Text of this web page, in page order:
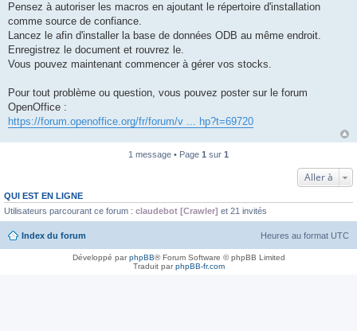
Pensez à autoriser les macros en ajoutant le répertoire d'installation
comme source de confiance.
Lancez le afin d'installer la base de données ODB au même endroit.
Enregistrez le document et rouvrez le.
Vous pouvez maintenant commencer à gérer vos stocks.
Pour tout problème ou question, vous pouvez poster sur le forum
OpenOffice :
https://forum.openoffice.org/fr/forum/v ... hp?t=69720
1 message • Page 1 sur 1
Aller à
QUI EST EN LIGNE
Utilisateurs parcourant ce forum : claudebot [Crawler] et 21 invités
Index du forum Heures au format UTC
Développé parphpBB® Forum Software © phpBB Limited
Traduit parphpBB-fr.com